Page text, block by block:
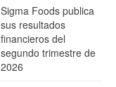
Sigma Foods publica
sus resultados
financieros del
segundo trimestre de
2026